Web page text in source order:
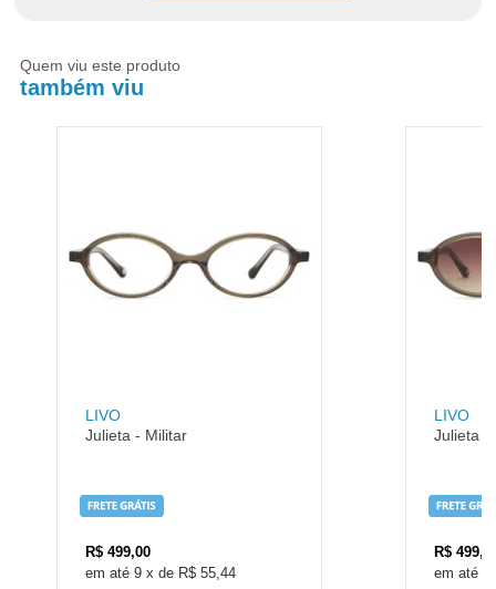
Quem viu este produto
também viu
LIVO
Julieta - Militar
R$ 499,00
9 x de R$ 55,44
LIVO
Julieta -
R$